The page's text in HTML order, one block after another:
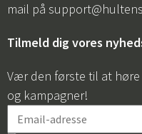
mail på
Tilmeld dig vores
Vær den første til at
og kampagner!